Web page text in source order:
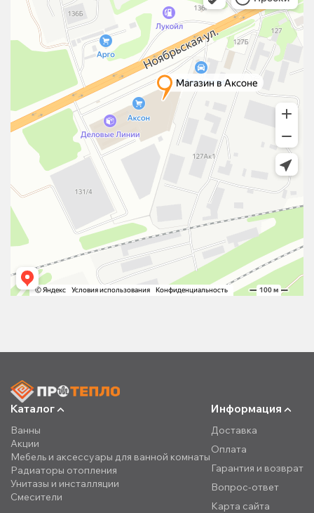
Каталог
Ванны
Акции
Мебель и аксессуары для ванной комнаты
Радиаторы отопления
Унитазы и инсталляции
Смесители
Информация
Доставка
Оплата
Гарантия и возврат
Вопрос-ответ
Карта сайта